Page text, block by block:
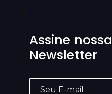
Assine nossa
Newsletter